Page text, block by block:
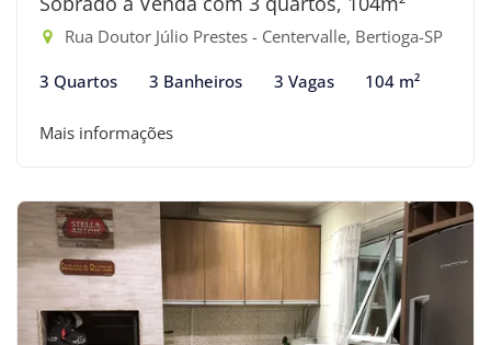
Rua Doutor Júlio Prestes - Centervalle, Bertioga-SP
3 Quartos 3 Banheiros 3 Vagas 104 m²
Mais informações